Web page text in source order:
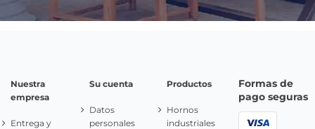
Nuestra
empresa
Entrega y
Su cuenta
Datos
personales
Productos
Hornos
industriales
Formas de
pago seguras